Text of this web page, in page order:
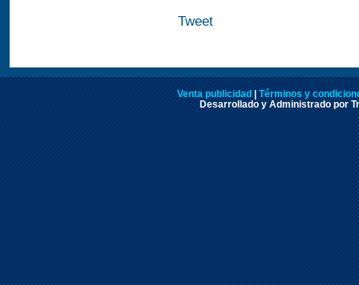
Tweet
Venta publicidad | Términos y
Desarrollado y Administrado por